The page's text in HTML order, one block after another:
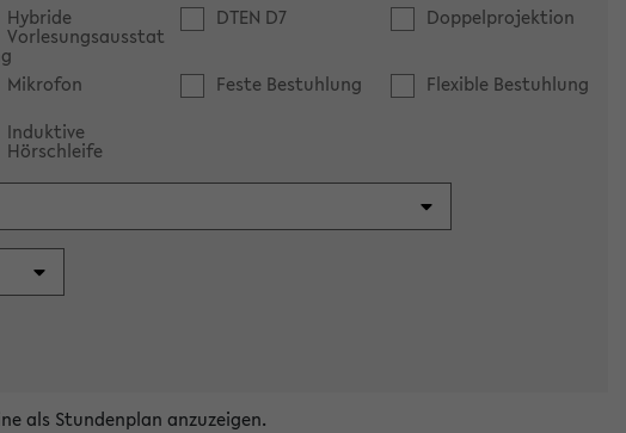
Hybride
Vorlesungsausstat
DTEN D7 Doppelprojektion
Mikrofon Feste Bestuhlung
Flexible Bestuhlung
Induktive
Hörschleife
als Stundenplan anzuzeigen.